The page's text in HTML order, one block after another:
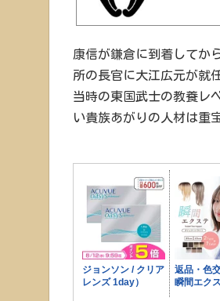
康信が鎌倉に到着してか
所の長官に大江広元が就
当時の東国武士の教養レ
い貴族あがりの人材は重